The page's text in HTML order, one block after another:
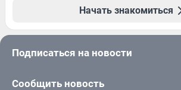
Начать знакомиться
Подписаться на новости
Сообщить новость